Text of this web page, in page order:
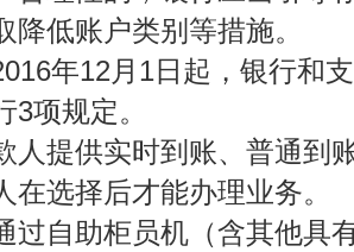
降低账户类别等措施。
年12月1日起，银行和
3项规定。
人提供实时到账、普通到
在选择后才能办理业务。
过自助柜员机（含其他具